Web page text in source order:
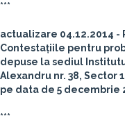
***
actualizare 04.12.2014
Contestațiile pentru
depuse la sediul
Alexandru nr. 38, Sector
pe data de 5 decembrie